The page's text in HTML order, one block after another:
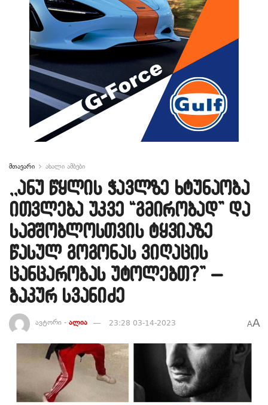
მთავარი ახალი ამბები
,,ანუ წყლის ჭავლზე ხტუნაობა
ითვლება უკვე “გმირობად” და
სამშობლოსთვის ტყვიაზე
წასულ გოგონას ვიღაცის
ცანცარობას უტოლებთ?” –
ბაკურ სვანიძე
ავტორი - ალია 23:28 03-14-2023 AA